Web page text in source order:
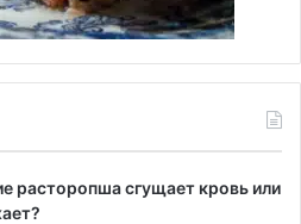
расторопша сгущает кровь или